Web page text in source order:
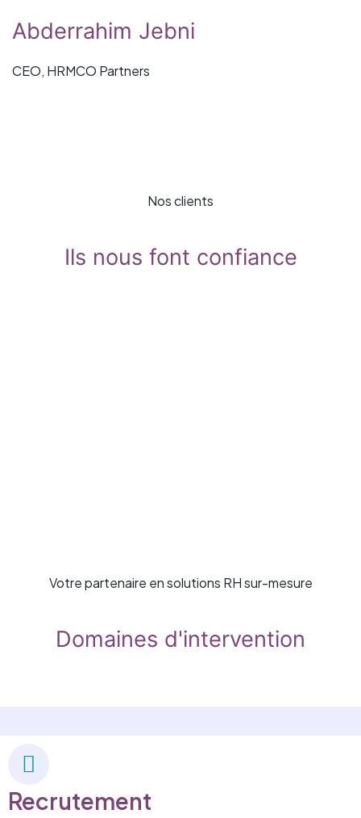
Abderrahim Jebni
CEO, HRMCO Partners
Nos clients
Ils nous font confiance
Votre partenaire en solutions RH sur-mesure
Domaines d'intervention
Recrutement